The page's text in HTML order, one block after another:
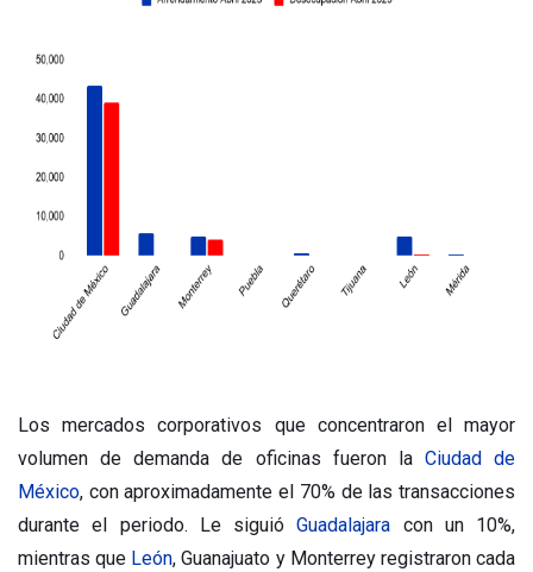
Los mercados corporativos que concentraron el mayor
volumen de demanda de oficinas fueron la Ciudad de
México, con aproximadamente el 70% de las transacciones
durante el periodo. Le siguióGuadalajara con un 10%,
mientras que León, Guanajuato y Monterrey registraron cada